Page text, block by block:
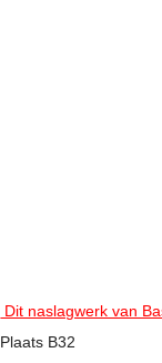
Dit naslagwerk van
Plaats B32